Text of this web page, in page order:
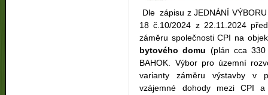
Dle zápisu z JEDNÁNÍ
18 č.10/2024 z 22.11.2024
záměru společnosti CPI na
bytového domu (plán cca
BAHOK. Výbor pro územní
varianty záměru výstavby v
vzájemné dohody mezi CPI